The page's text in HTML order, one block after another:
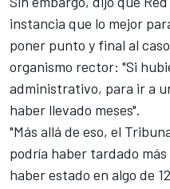
instancia que lo mejor
poner punto y final al
organismo rector: "Si
administrativo, para ir a
haber llevado meses".
"Más allá de eso, el
podría haber tardado
haber estado en algo de